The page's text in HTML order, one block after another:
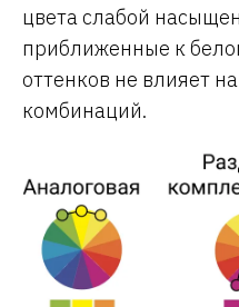
цвета слабой
приближенные к
оттенков не влияет
комбинаций.